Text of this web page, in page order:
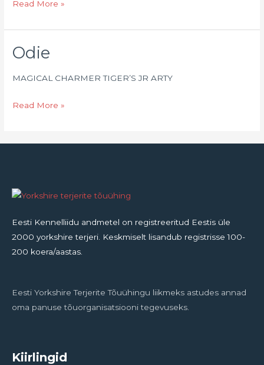
Read More »
Odie
MAGICAL CHARMER TIGER’S JR ARTY
Odie
Read More »
Eesti Kennelliidu andmetel on registreeritud Eestis üle
2000 yorkshire terjeri. Keskmiselt lisandub registrisse 100-
200 koera/aastas.
Eesti Yorkshire Terjerite Tõuühingu liikmeks astudes annad
oma panuse tõuorganisatsiooni tegevuseks.
Kiirlingid